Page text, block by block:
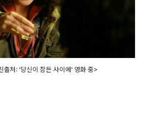
처: '당신이 잠든 사이에' 영화 중>